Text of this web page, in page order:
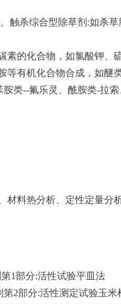
触杀综合型除草剂:如杀草
素的化合物，如氯酸钾、
有机化合物合成，如醚
类--氟乐灵、酰胺类-拉
材料热分析、定性定量分
1部分:活性试验平皿法
第2部分:活性测定试验玉米